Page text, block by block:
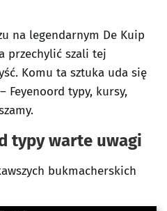
na legendarnym De Kuip
przechylić szali tej
Komu ta sztuka uda się
Feyenoord typy, kursy,
typy warte uwagi
bukmacherskich